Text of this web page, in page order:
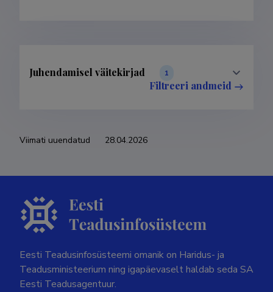
Juhendamisel väitekirjad 1
Filtreeri andmeid
Viimati uuendatud 28.04.2026
Eesti Teadusinfosüsteemi omanik on Haridus- ja
Teadusministeerium ning igapäevaselt haldab seda SA
Eesti Teadusagentuur.